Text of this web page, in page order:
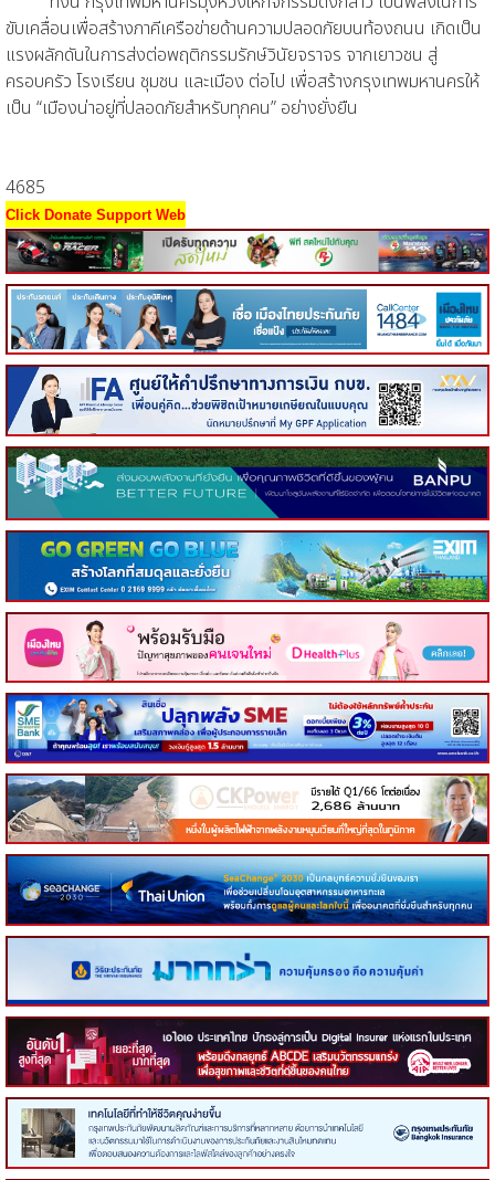
ขับเคลื่อนเพื่อสร้างภาคีเครือข่ายด้านความปลอดภัยบนท้องถนน เกิดเป็น
แรงผลักดันในการส่งต่อพฤติกรรมรักษ์วินัยจราจร จากเยาวชน สู่
ครอบครัว โรงเรียน ชุมชน และเมือง ต่อไป เพื่อสร้างกรุงเทพมหานครให้
เป็น “เมืองน่าอยู่ที่ปลอดภัยสำหรับทุกคน” อย่างยั่งยืน
4685
Click Donate Support Web